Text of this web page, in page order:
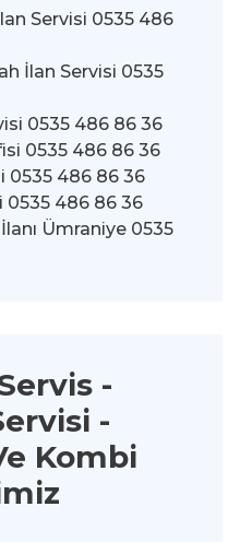
Servisi 0535 486
İlan Servisi 0535
0535 486 86 36
0535 486 86 36
0535 486 86 36
0535 486 86 36
Ümraniye 0535
-
-
Kombi